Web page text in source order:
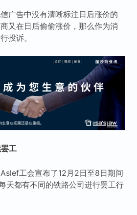
广告中没有清晰标注日后涨价的
又在日后偷偷涨价，那么作为消
投诉。
工
工会宣布了12月2日至8日期间
天都有不同的铁路公司进行罢工行